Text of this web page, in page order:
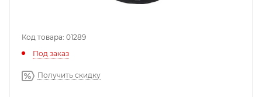
Код товара: 01289
Под заказ
Получить скидку